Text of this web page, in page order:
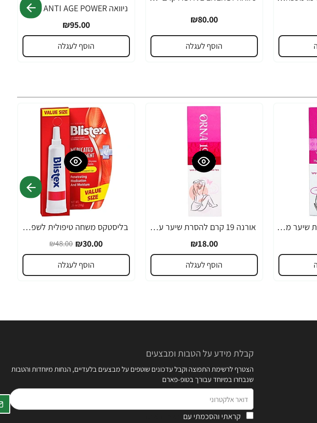
₪80.00
הוסף לעגלה
ניוואה ANTI AGE POWER אנטי אייג' פאוור סרום 2 ב-1 לגבר 30 מ"ל - מבית NIVEA
₪95.00
הוסף לעגלה
אורנה 19 קרם להסרת שיער מהפנים 80 גרם
אורנה 19 קרם להסרת שיער עדין במיוחד 90 מ"ל
₪18.00
הוסף לעגלה
-38%
בליסטקס משחה טיפולית לשפתיים 10 גרם אריזה גדולה SPF 10 - מבית Blistex
₪30.00
₪48.00
הוסף לעגלה
קבלת מידע על הטבות ומבצעים
הצטרף לרשימת התפוצה וקבל עדכונים שוטפים על מבצעים בלעדיים, הנחות מיוחדות והטבות
שנבחרו במיוחד עבורך בטופ-פארם
אלקטרוני
קראתי והסכמתי עם